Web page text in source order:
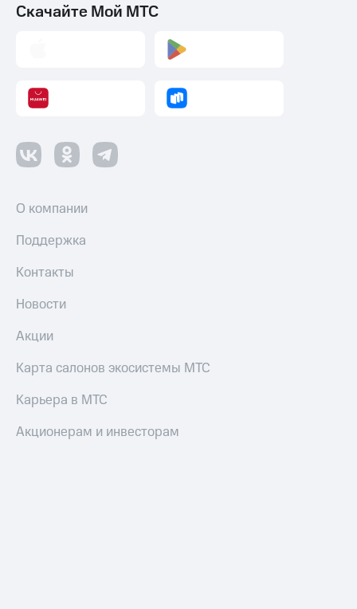
Скачайте Мой МТС
О компании
Поддержка
Контакты
Новости
Акции
Карта салонов экосистемы МТС
Карьера в МТС
Акционерам и инвесторам